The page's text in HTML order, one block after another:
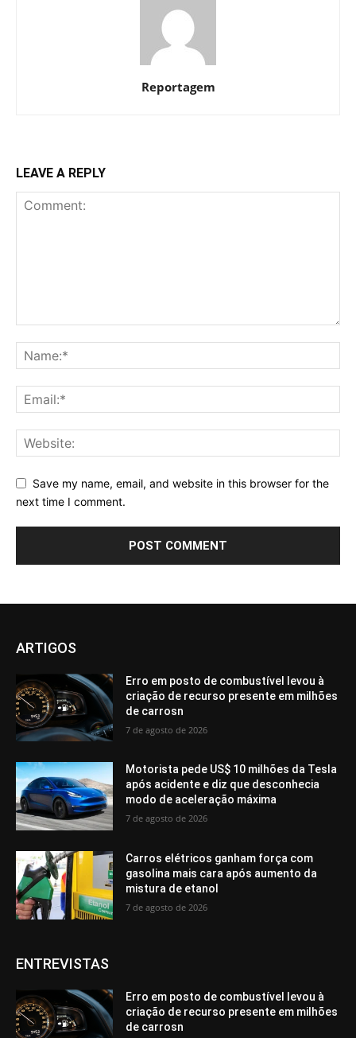
Reportagem
LEAVE A REPLY
Save my name, email, and website in this browser for the
next time I comment.
ARTIGOS
Erro em posto de combustível levou à
criação de recurso presente em milhões
de carrosn
7 de agosto de 2026
Motorista pede US$ 10 milhões da Tesla
após acidente e diz que desconhecia
modo de aceleração máxima
7 de agosto de 2026
Carros elétricos ganham força com
gasolina mais cara após aumento da
mistura de etanol
7 de agosto de 2026
ENTREVISTAS
Erro em posto de combustível levou à
criação de recurso presente em milhões
de carrosn